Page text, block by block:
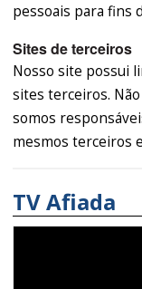
pessoais para fins
Sites de terceiros
Nosso site possui
sites terceiros.
somos
mesmos terceiros
TV Afiada